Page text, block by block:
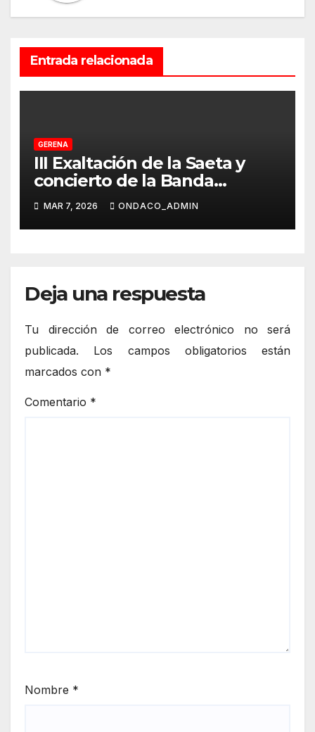
Entrada relacionada
GERENA
III Exaltación de la Saeta y
concierto de la Banda
Municipal en la Capilla de la
Soledad de Gerena
MAR 7, 2026 ONDACO_ADMIN
Deja una respuesta
Tu dirección de correo electrónico no será
publicada.
Los campos obligatorios están
marcados con *
Comentario *
Nombre *